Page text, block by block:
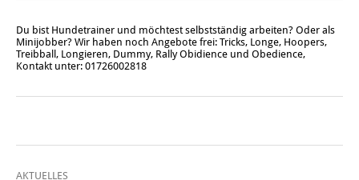
Du bist Hundetrainer und möchtest selbstständig arbeiten? Oder als
Minijobber? Wir haben noch Angebote frei: Tricks, Longe, Hoopers,
Treibball, Longieren, Dummy, Rally Obidience und Obedience,
Kontakt unter: 01726002818
AKTUELLES